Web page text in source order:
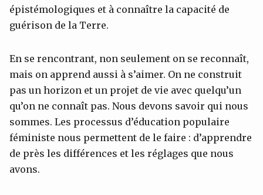
épistémologiques et à connaître la capacité de
guérison de la Terre.
En se rencontrant, non seulement on se reconnaît,
mais on apprend aussi à s’aimer. On ne construit
pas un horizon et un projet de vie avec quelqu’un
qu’on ne connaît pas. Nous devons savoir qui nous
sommes. Les processus d’éducation populaire
féministe nous permettent de le faire : d’apprendre
de près les différences et les réglages que nous
avons.